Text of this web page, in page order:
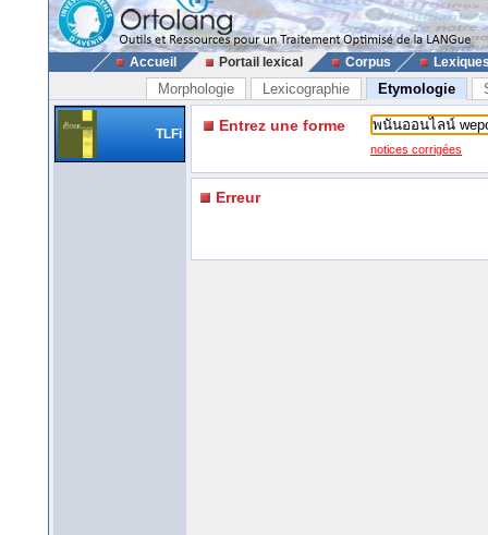
Accueil Portail lexical Corpus
Morphologie Lexicographie Etymologie
TLFi Entrez une forme
notices corrigées
Erreur